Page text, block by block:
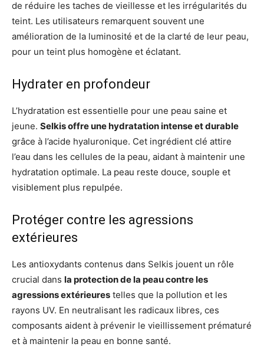
de réduire les taches de vieillesse et les irrégularités du
teint. Les utilisateurs remarquent souvent une
amélioration de la luminosité et de la clarté de leur peau,
pour un teint plus homogène et éclatant.
Hydrater en profondeur
L’hydratation est essentielle pour une peau saine et
jeune. Selkis offre une hydratation intense et durable
grâce à l’acide hyaluronique. Cet ingrédient clé attire
l’eau dans les cellules de la peau, aidant à maintenir une
hydratation optimale. La peau reste douce, souple et
visiblement plus repulpée.
Protéger contre les agressions
extérieures
Les antioxydants contenus dans Selkis jouent un rôle
crucial dans la protection de la peau contre les
agressions extérieures telles que la pollution et les
rayons UV. En neutralisant les radicaux libres, ces
composants aident à prévenir le vieillissement prématuré
et à maintenir la peau en bonne santé.